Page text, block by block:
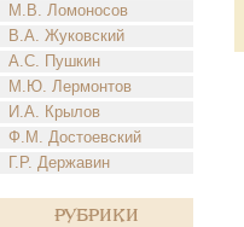
М.В. Ломоносов
В.А. Жуковский
А.С. Пушкин
М.Ю. Лермонтов
И.А. Крылов
Ф.М. Достоевский
Г.Р. Державин
Рубрики